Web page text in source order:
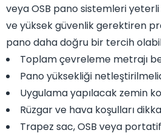
veya OSB pano sistemleri
ve yüksek güvenlik gerektiren
pano daha doğru bir tercih
Toplam çevreleme metrajı
Pano yüksekliği
Uygulama yapılacak zemin
Rüzgar ve hava koşulları
Trapez sac, OSB veya